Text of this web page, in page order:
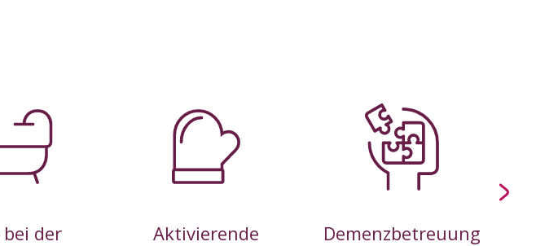
der
Aktivierende
Demenzbetreuung